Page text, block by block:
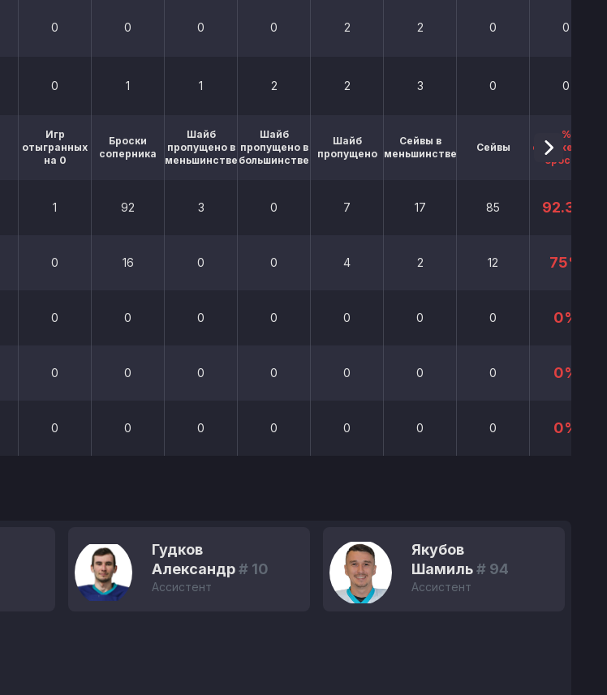
0 0 0 0 2 2 0 0
0 1 1 2 2 3 0 0
Игр
отыгранных
на 0
Броски
соперника
Шайб
пропущено в
меньшинстве
Шайб
пропущено в
большинстве
Шайб
пропущено
Сейвы в
меньшинстве
Сейвы
%
отраженных
бросков
1 92 3 0 7 17 85 92.3%
0 16 0 0 4 2 12 75%
0 0 0 0 0 0 0 0%
0 0 0 0 0 0 0 0%
0 0 0 0 0 0 0 0%
Гудков
Александр# 10
Ассистент
Якубов
Шамиль# 94
Ассистент